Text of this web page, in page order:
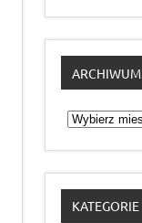
ARCHIWUM
Archiwum
KATEGORIE